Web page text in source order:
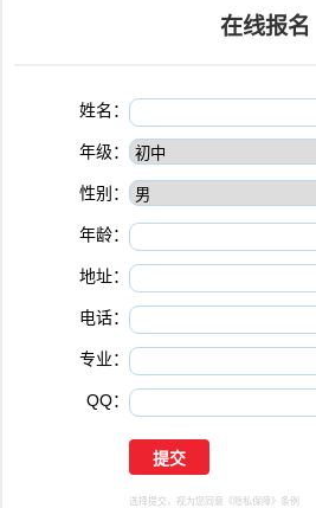
在线报名
姓名：
年级：
性别：
年龄：
地址：
电话：
专业：
QQ：
选择提交，视为您同意 《隐私保障》 条例